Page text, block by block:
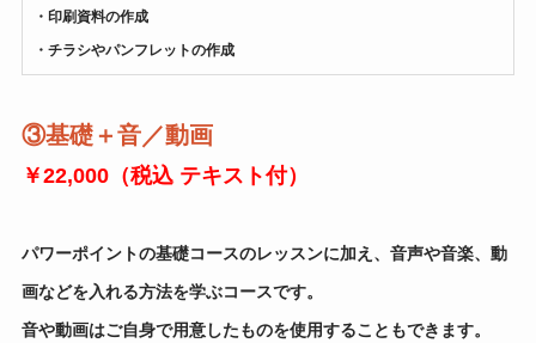
・印刷資料の作成
・チラシやパンフレットの作成
③基礎＋音／動画
￥22,000（税込 テキスト付）
パワーポイントの基礎コースのレッスンに加え、音声や音楽、動
画などを入れる方法を学ぶコースです。
音や動画はご自身で用意したものを使用することもできます。